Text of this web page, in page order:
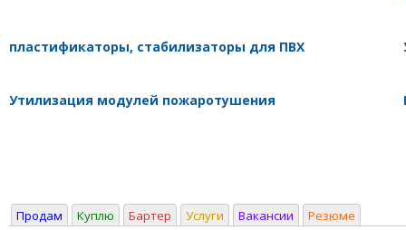
пластификаторы, стабилизаторы для ПВХ
Утилизация модулей пожаротушения
Продам Куплю Бартер Услуги Вакансии Резюме